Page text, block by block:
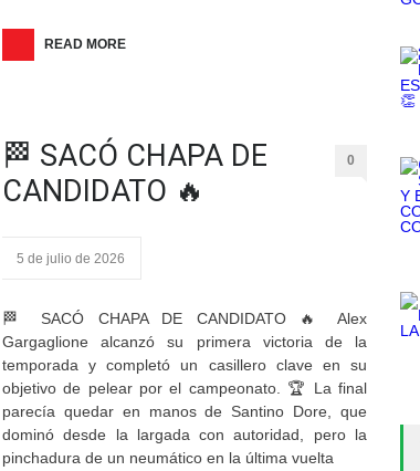
READ MORE
🏁 SACÓ CHAPA DE
CANDIDATO 🔥
0
5 de julio de 2026
🏁 SACÓ CHAPA DE CANDIDATO 🔥 Alex
Gargaglione alcanzó su primera victoria de la
temporada y completó un casillero clave en su
objetivo de pelear por el campeonato. 🏆 La final
parecía quedar en manos de Santino Dore, que
dominó desde la largada con autoridad, pero la
pinchadura de un neumático en la última vuelta